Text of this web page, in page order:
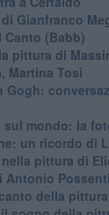
di Gianfranco
Canto (Babb)
pittura di
Martina Tosi
Gogh:
mondo: la
un ricordo di
pittura di
Antonio
della pittura